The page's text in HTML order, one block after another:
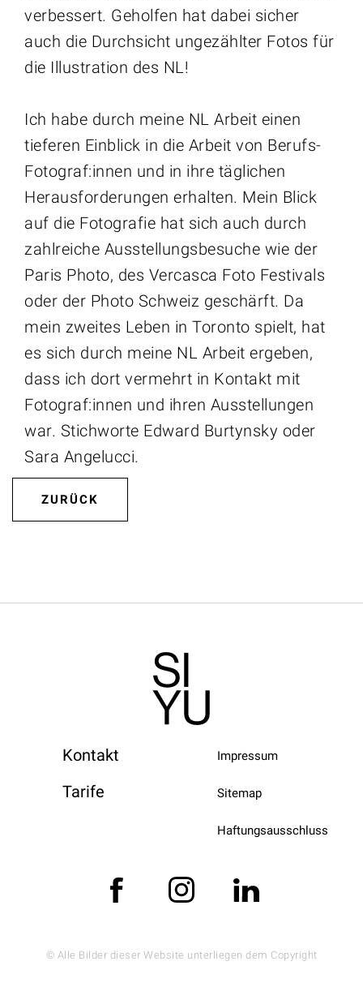
verbessert. Geholfen hat dabei sicher
auch die Durchsicht ungezählter Fotos für
die Illustration des NL!
Ich habe durch meine NL Arbeit einen
tieferen Einblick in die Arbeit von Berufs-
Fotograf:innen und in ihre täglichen
Herausforderungen erhalten. Mein Blick
auf die Fotografie hat sich auch durch
zahlreiche Ausstellungsbesuche wie der
Paris Photo, des Vercasca Foto Festivals
oder der Photo Schweiz geschärft. Da
mein zweites Leben in Toronto spielt, hat
es sich durch meine NL Arbeit ergeben,
dass ich dort vermehrt in Kontakt mit
Fotograf:innen und ihren Ausstellungen
war. Stichworte Edward Burtynsky oder
Sara Angelucci.
ZURÜCK
Kontakt
Tarife
Impressum
Sitemap
Haftungsausschluss
© Alle Bilder dieser Website unterliegen dem Copyright